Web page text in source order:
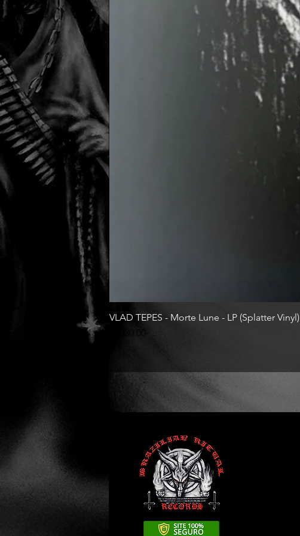
VLAD TEPES - Morte Lune - LP (Splatter Vinyl)